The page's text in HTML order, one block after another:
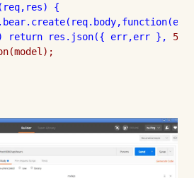
(req,res) {
function
return res.json({ err,err },